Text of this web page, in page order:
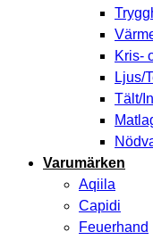
Kris-
Ljus/
Tält/
Varumärken
Aqiila
Capidi
Feuerhand